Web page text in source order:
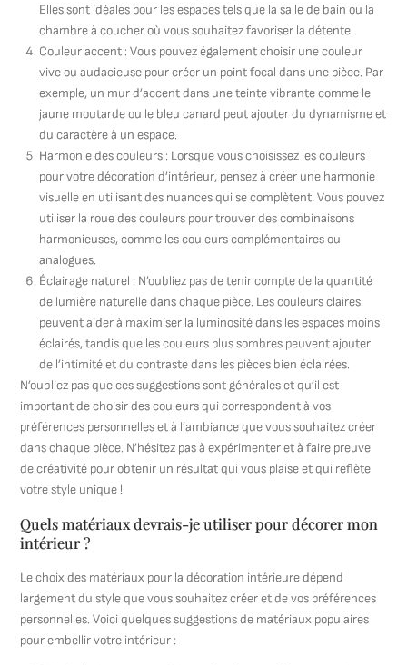
Elles sont idéales pour les espaces tels que la salle de bain ou la
chambre à coucher où vous souhaitez favoriser la détente.
Couleur accent : Vous pouvez également choisir une couleur
vive ou audacieuse pour créer un point focal dans une pièce. Par
exemple, un mur d’accent dans une teinte vibrante comme le
jaune moutarde ou le bleu canard peut ajouter du dynamisme et
du caractère à un espace.
Harmonie des couleurs : Lorsque vous choisissez les couleurs
pour votre décoration d’intérieur, pensez à créer une harmonie
visuelle en utilisant des nuances qui se complètent. Vous pouvez
utiliser la roue des couleurs pour trouver des combinaisons
harmonieuses, comme les couleurs complémentaires ou
analogues.
Éclairage naturel : N’oubliez pas de tenir compte de la quantité
de lumière naturelle dans chaque pièce. Les couleurs claires
peuvent aider à maximiser la luminosité dans les espaces moins
éclairés, tandis que les couleurs plus sombres peuvent ajouter
de l’intimité et du contraste dans les pièces bien éclairées.
N’oubliez pas que ces suggestions sont générales et qu’il est
important de choisir des couleurs qui correspondent à vos
préférences personnelles et à l’ambiance que vous souhaitez créer
dans chaque pièce. N’hésitez pas à expérimenter et à faire preuve
de créativité pour obtenir un résultat qui vous plaise et qui reflète
votre style unique !
Quels matériaux devrais-je utiliser pour décorer mon
intérieur ?
Le choix des matériaux pour la décoration intérieure dépend
largement du style que vous souhaitez créer et de vos préférences
personnelles. Voici quelques suggestions de matériaux populaires
pour embellir votre intérieur :